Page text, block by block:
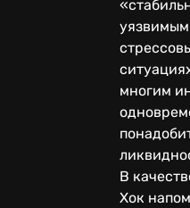
многим
В
Хок